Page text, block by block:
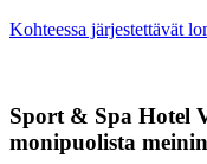
Kohteessa järjestettävät
Sport & Spa Hotel
monipuolista